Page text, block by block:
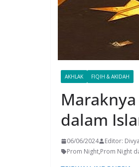
AKHLAK FIQIH & AKIDAH
dalam
06/06/2024 Editor:
Prom Night,Prom Night